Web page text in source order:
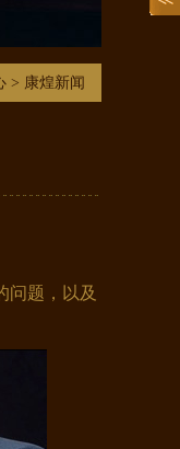
> 康煌新闻
问题，以及